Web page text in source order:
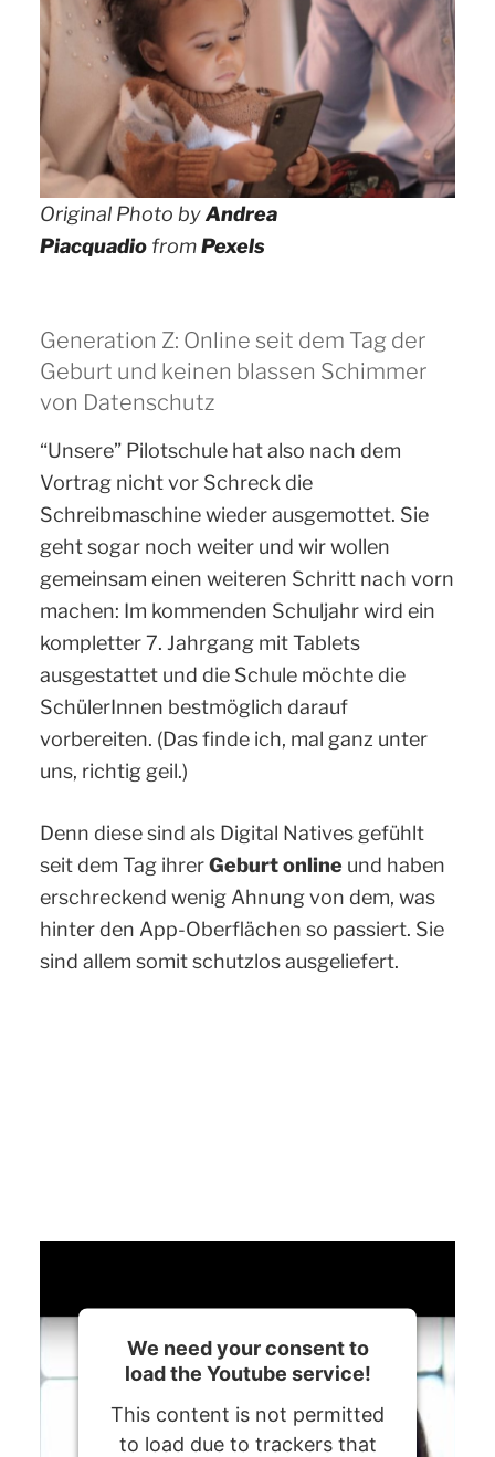
Original Photo byAndrea
Piacquadio fromPexels
Generation Z: Online seit dem Tag der
Geburt und keinen blassen Schimmer
von Datenschutz
“Unsere” Pilotschule hat also nach dem
Vortrag nicht vor Schreck die
Schreibmaschine wieder ausgemottet. Sie
geht sogar noch weiter und wir wollen
gemeinsam einen weiteren Schritt nach vorn
machen: Im kommenden Schuljahr wird ein
kompletter 7. Jahrgang mit Tablets
ausgestattet und die Schule möchte die
SchülerInnen bestmöglich darauf
vorbereiten. (Das finde ich, mal ganz unter
uns, richtig geil.)
Denn diese sind als Digital Natives gefühlt
seit dem Tag ihrerGeburt online und haben
erschreckend wenig Ahnung von dem, was
hinter den App-Oberflächen so passiert. Sie
sind allem somit schutzlos ausgeliefert.
We need your consent to
load the Youtube service!
This content is not permitted
to load due to trackers that